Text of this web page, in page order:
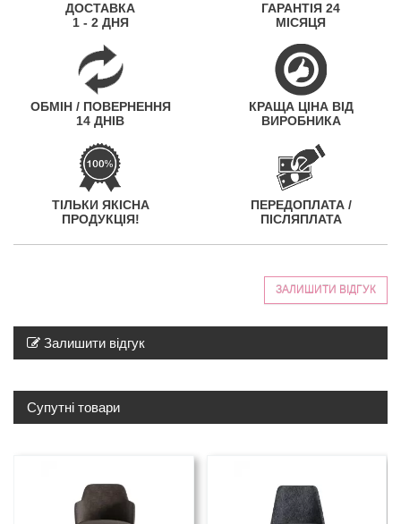
ДОСТАВКА
1 - 2 ДНЯ
ГАРАНТІЯ 24
МІСЯЦЯ
ОБМІН / ПОВЕРНЕННЯ
14 ДНІВ
КРАЩА ЦІНА ВІД
ВИРОБНИКА
ТІЛЬКИ ЯКІСНА
ПРОДУКЦІЯ!
ПЕРЕДОПЛАТА /
ПІСЛЯПЛАТА
ЗАЛИШИТИ ВІДГУК
Залишити відгук
Супутні товари